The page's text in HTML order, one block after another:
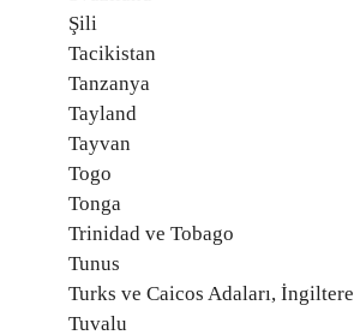
Şili
Tacikistan
Tanzanya
Tayland
Tayvan
Togo
Tonga
Trinidad ve Tobago
Tunus
Turks ve Caicos Adaları, İngiltere
Tuvalu